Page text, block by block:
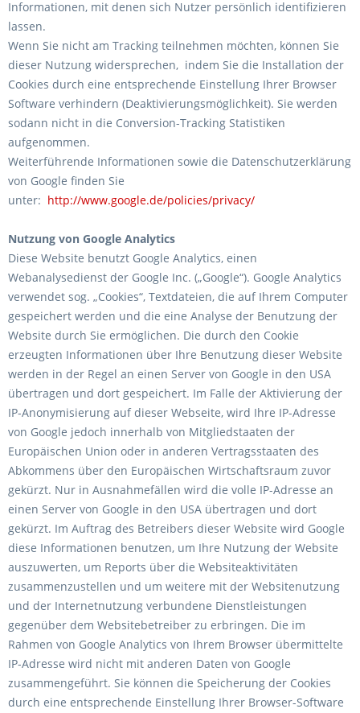
Informationen, mit denen sich Nutzer persönlich identifizieren
lassen.
Wenn Sie nicht am Tracking teilnehmen möchten, können Sie
dieser Nutzung widersprechen, indem Sie die Installation der
Cookies durch eine entsprechende Einstellung Ihrer Browser
Software verhindern (Deaktivierungsmöglichkeit). Sie werden
sodann nicht in die Conversion-Tracking Statistiken
aufgenommen.
Weiterführende Informationen sowie die Datenschutzerklärung
von Google finden Sie
unter: http://www.google.de/policies/privacy/
Nutzung von Google Analytics
Diese Website benutzt Google Analytics, einen
Webanalysedienst der Google Inc. („Google“). Google Analytics
verwendet sog. „Cookies“, Textdateien, die auf Ihrem Computer
gespeichert werden und die eine Analyse der Benutzung der
Website durch Sie ermöglichen. Die durch den Cookie
erzeugten Informationen über Ihre Benutzung dieser Website
werden in der Regel an einen Server von Google in den USA
übertragen und dort gespeichert. Im Falle der Aktivierung der
IP-Anonymisierung auf dieser Webseite, wird Ihre IP-Adresse
von Google jedoch innerhalb von Mitgliedstaaten der
Europäischen Union oder in anderen Vertragsstaaten des
Abkommens über den Europäischen Wirtschaftsraum zuvor
gekürzt. Nur in Ausnahmefällen wird die volle IP-Adresse an
einen Server von Google in den USA übertragen und dort
gekürzt. Im Auftrag des Betreibers dieser Website wird Google
diese Informationen benutzen, um Ihre Nutzung der Website
auszuwerten, um Reports über die Websiteaktivitäten
zusammenzustellen und um weitere mit der Websitenutzung
und der Internetnutzung verbundene Dienstleistungen
gegenüber dem Websitebetreiber zu erbringen. Die im
Rahmen von Google Analytics von Ihrem Browser übermittelte
IP-Adresse wird nicht mit anderen Daten von Google
zusammengeführt. Sie können die Speicherung der Cookies
durch eine entsprechende Einstellung Ihrer Browser-Software